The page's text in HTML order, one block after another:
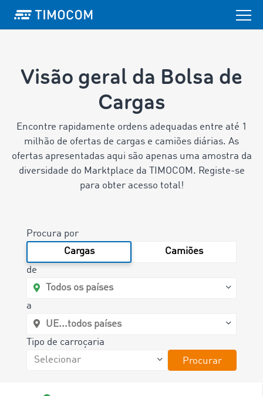
Visão geral da Bolsa de
Cargas
Encontre rapidamente ordens adequadas entre até 1
milhão de ofertas de cargas e camiões diárias. As
ofertas apresentadas aqui são apenas uma amostra da
diversidade do Marktplace da TIMOCOM. Registe-se
para obter acesso total!
Procura por
Cargas
Camiões
de
a
Tipo de carroçaria
Procurar